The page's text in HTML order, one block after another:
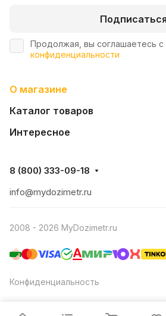
Подписаться
Продолжая, вы соглашаетесь с
конфиденциальности
О магазине
Каталог товаров
Интересное
8 (800) 333-09-18
info@mydozimetr.ru
2008 - 2026 MyDozimetr.ru
Конфиденциальность